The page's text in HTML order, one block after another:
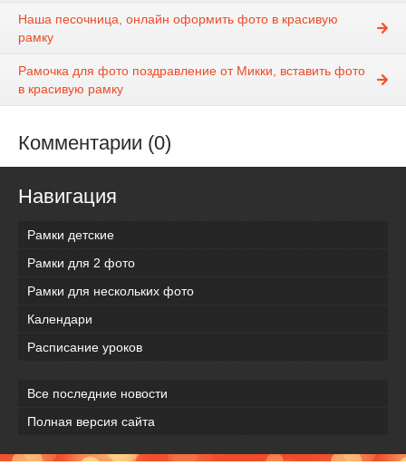
Наша песочница, онлайн оформить фото в красивую
рамку
Рамочка для фото поздравление от Микки, вставить фото
в красивую рамку
Комментарии (0)
Навигация
Рамки детские
Рамки для 2 фото
Рамки для нескольких фото
Календари
Расписание уроков
Все последние новости
Полная версия сайта